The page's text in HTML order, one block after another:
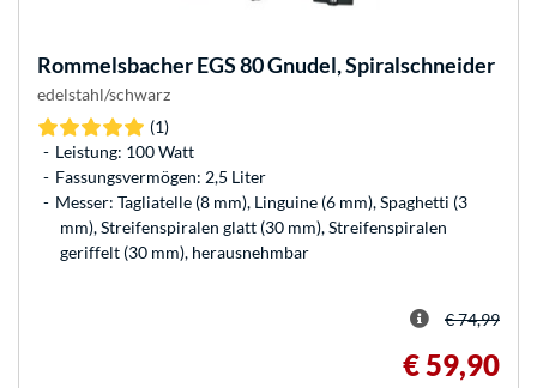
RommelsbacherEGS 80 Gnudel, Spiralschneider
edelstahl/schwarz
(1)
Leistung: 100 Watt
Fassungsvermögen: 2,5 Liter
Messer: Tagliatelle (8 mm), Linguine (6 mm), Spaghetti (3
mm), Streifenspiralen glatt (30 mm), Streifenspiralen
geriffelt (30 mm), herausnehmbar
€ 74,99
€ 59,90